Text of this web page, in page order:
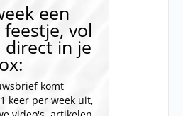
een
vol
direct in je
komt
keer per week uit,